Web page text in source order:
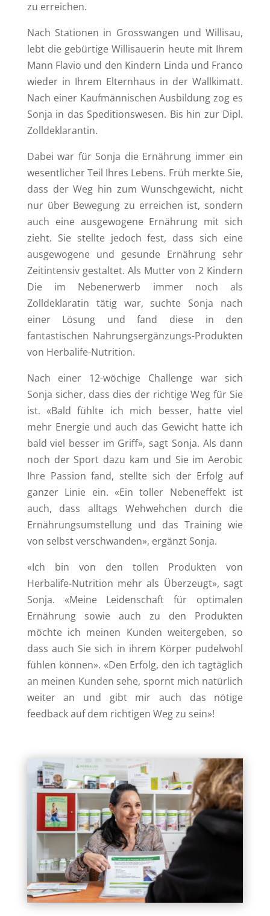
zu erreichen.
Nach Stationen in Grosswangen und Willisau,
lebt die gebürtige Willisauerin heute mit Ihrem
Mann Flavio und den Kindern Linda und Franco
wieder in Ihrem Elternhaus in der Wallkimatt.
Nach einer Kaufmännischen Ausbildung zog es
Sonja in das Speditionswesen. Bis hin zur Dipl.
Zolldeklarantin.
Dabei war für Sonja die Ernährung immer ein
wesentlicher Teil Ihres Lebens. Früh merkte Sie,
dass der Weg hin zum Wunschgewicht, nicht
nur über Bewegung zu erreichen ist, sondern
auch eine ausgewogene Ernährung mit sich
zieht. Sie stellte jedoch fest, dass sich eine
ausgewogene und gesunde Ernährung sehr
Zeitintensiv gestaltet. Als Mutter von 2 Kindern
Die im Nebenerwerb immer noch als
Zolldeklaratin tätig war, suchte Sonja nach
einer Lösung und fand diese in den
fantastischen Nahrungsergänzungs-Produkten
von Herbalife-Nutrition.
Nach einer 12-wöchige Challenge war sich
Sonja sicher, dass dies der richtige Weg für Sie
ist. «Bald fühlte ich mich besser, hatte viel
mehr Energie und auch das Gewicht hatte ich
bald viel besser im Griff», sagt Sonja. Als dann
noch der Sport dazu kam und Sie im Aerobic
Ihre Passion fand, stellte sich der Erfolg auf
ganzer Linie ein. «Ein toller Nebeneffekt ist
auch, dass alltags Wehwehchen durch die
Ernährungsumstellung und das Training wie
von selbst verschwanden», ergänzt Sonja.
«Ich bin von den tollen Produkten von
Herbalife-Nutrition mehr als Überzeugt», sagt
Sonja. «Meine Leidenschaft für optimalen
Ernährung sowie auch zu den Produkten
möchte ich meinen Kunden weitergeben, so
dass auch Sie sich in ihrem Körper pudelwohl
fühlen können». «Den Erfolg, den ich tagtäglich
an meinen Kunden sehe, spornt mich natürlich
weiter an und gibt mir auch das nötige
feedback auf dem richtigen Weg zu sein»!